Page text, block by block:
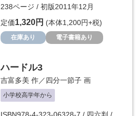
238ページ / 初版2011年12月
定価1,320円 (本体1,200円+税)
在庫あり 電子書籍あり
ハードル3
吉富多美 作／四分一節子 画
小学校高学年から